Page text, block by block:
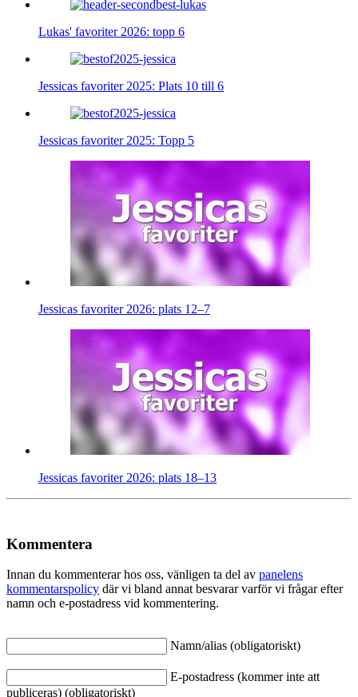
Lukas' favoriter 2026: topp 6
Jessicas favoriter 2025: Plats 10 till 6
Jessicas favoriter 2025: Topp 5
Jessicas favoriter 2026: plats 12–7
Jessicas favoriter 2026: plats 18–13
Kommentera
Innan du kommenterar hos oss, vänligen ta del av panelens
kommentarspolicy där vi bland annat besvarar varför vi frågar efter
namn och e-postadress vid kommentering.
Namn/alias (obligatoriskt)
E-postadress (kommer inte att
publiceras) (obligatoriskt)